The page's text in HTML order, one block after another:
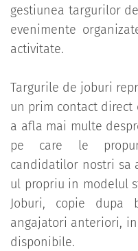
gestiunea targurilor
evenimente
activitate.
Targurile de joburi
un prim contact direct
a afla mai multe
pe care le
candidatilor nostri sa
ul propriu in modelul
Joburi, copie
angajatori anteriori,
disponibile.